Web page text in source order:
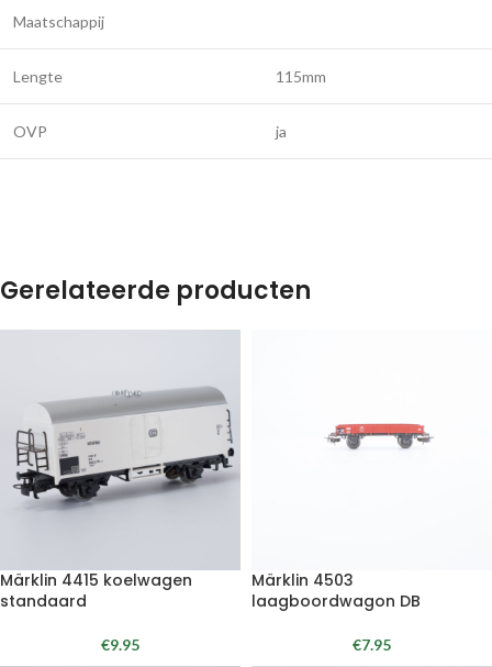
Maatschappij
Lengte 115mm
OVP ja
Gerelateerde producten
Märklin 4415 koelwagen
standaard
€9.95
Märklin 4503
laagboordwagon DB
€7.95